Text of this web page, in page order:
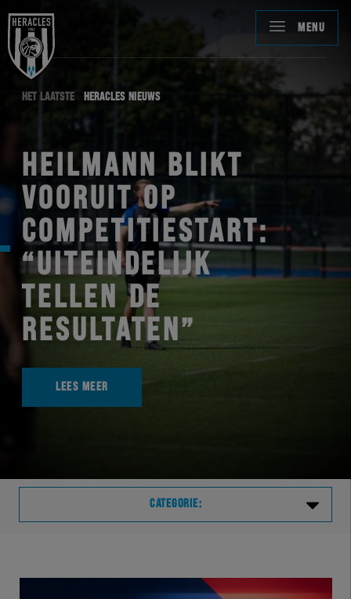
MENU
HET LAATSTE HERACLES NIEUWS
HEILMANN BLIKT
VOORUIT OP
COMPETITIESTART:
“UITEINDELIJK
TELLEN DE
RESULTATEN”
LEES MEER
CATEGORIE: